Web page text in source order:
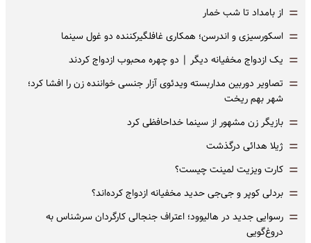
= از بامداد تا شب خمار
= اسکورسیزی و اندرسن؛ همکاری غافلگیرکننده دو غول سینما
= یک ازدواج مخفیانه دیگر | دو چهره محبوب ازدواج کردند
= تصاویر دوربین مداربسته ویدئوی آزار جنسی خواننده زن را افشا کرد؛
شهر بهم ریخت
= بازیگر زن مشهور از سینما خداحافظی کرد
= ژیلا هدائی درگذشت
= کارت ویزیت لمینت چیست؟
= بردلی کوپر و جی‌جی حدید مخفیانه ازدواج کرده‌اند؟
= رسوایی جدید در هالیوود؛ اعتراف جنجالی کارگردان سرشناس به
دروغ‌گویی